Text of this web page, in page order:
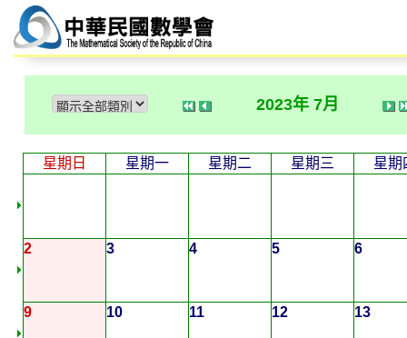
2023年 7月
星期日 星期一 星期二 星期三 星期
2 3 4 5 6
9 10 11 12 13